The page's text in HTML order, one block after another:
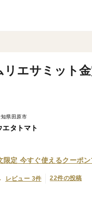
リエサミット
知県田原市
エタトマト
限定 今すぐ使えるクーポ
レビュー 3件 22件の投稿